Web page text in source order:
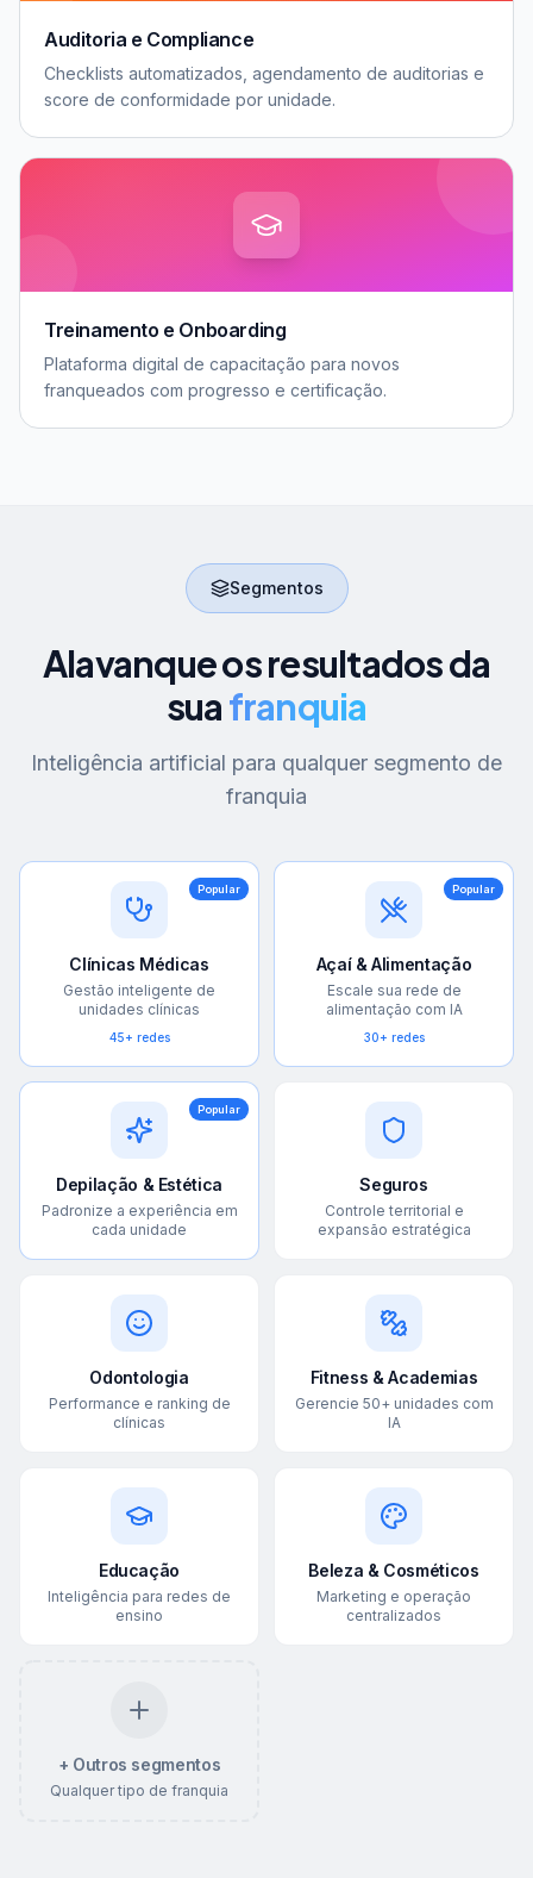
Auditoria e Compliance
Checklists automatizados, agendamento de auditorias e
score de conformidade por unidade.
Treinamento e Onboarding
Plataforma digital de capacitação para novos
franqueados com progresso e certificação.
Segmentos
Alavanque os resultados da
suafranquia
Inteligência artificial para qualquer segmento de
franquia
Popular
Clínicas Médicas
Gestão inteligente de
unidades clínicas
45+ redes
Popular
Açaí & Alimentação
Escale sua rede de
alimentação com IA
30+ redes
Popular
Depilação & Estética
Padronize a experiência em
cada unidade
Seguros
Controle territorial e
expansão estratégica
Odontologia
Performance e ranking de
clínicas
Fitness & Academias
Gerencie 50+ unidades com
IA
Educação
Inteligência para redes de
ensino
Beleza & Cosméticos
Marketing e operação
centralizados
+ Outros segmentos
Qualquer tipo de franquia